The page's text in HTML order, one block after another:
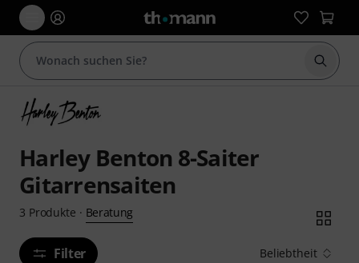
Suche
Harley Benton 8-Saiter
Gitarrensaiten
3 Produkte · Beratung
Filter Beliebtheit